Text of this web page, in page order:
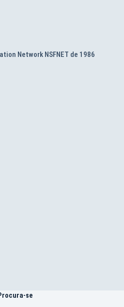
Network NSFNET de 1986
se